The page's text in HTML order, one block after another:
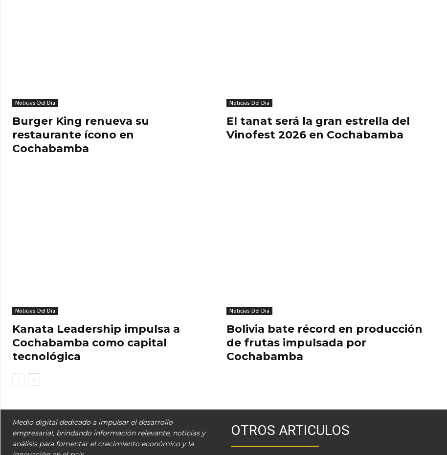
Noticias Del Dia
Burger King renueva su
restaurante ícono en
Cochabamba
Noticias Del Dia
El tanat será la gran estrella del
Vinofest 2026 en Cochabamba
Noticias Del Dia
Kanata Leadership impulsa a
Cochabamba como capital
tecnológica
Noticias Del Dia
Bolivia bate récord en producción
de frutas impulsada por
Cochabamba
Medio digital dedicado a impulsar el desarrollo
empresarial, brindando información relevante, noticias y
análisis para fomentar el crecimiento económico y la
OTROS ARTICULOS